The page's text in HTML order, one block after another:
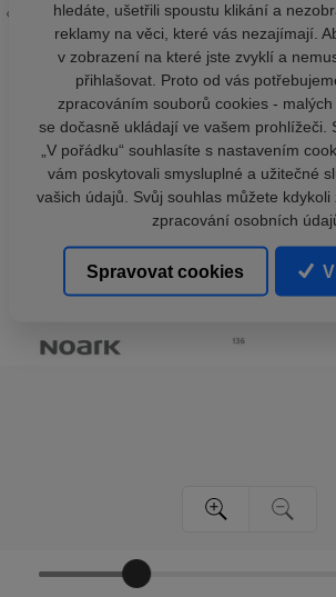
hledáte, ušetřili spoustu klikání a
reklamy na věci, které vás nezajímají.
v zobrazení na které jste zvyklí a
přihlašovat. Proto od vás
zpracováním souborů cookies -
se dočasně ukládají ve vašem prohlížeči.
„V pořádku“ souhlasíte s nastavením
vám poskytovali smysluplné a užitečné
vašich údajů. Svůj souhlas můžete
zpracování osobních
Spravovat cookies